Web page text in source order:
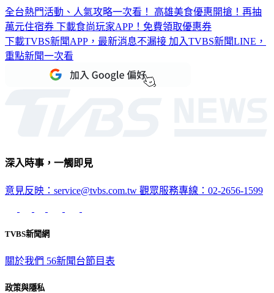
全台熱門活動、人氣攻略一次看！ 高雄美食優惠開搶！再抽
萬元住宿券 下載食尚玩家APP！免費領取優惠券
下載TVBS新聞APP，最新消息不漏接 加入TVBS新聞LINE，
重點新聞一次看
深入時事，一觸即見
意見反映：service@tvbs.com.tw 觀眾服務專線：02-2656-1599
TVBS新聞網
關於我們 56新聞台節目表
政策與隱私